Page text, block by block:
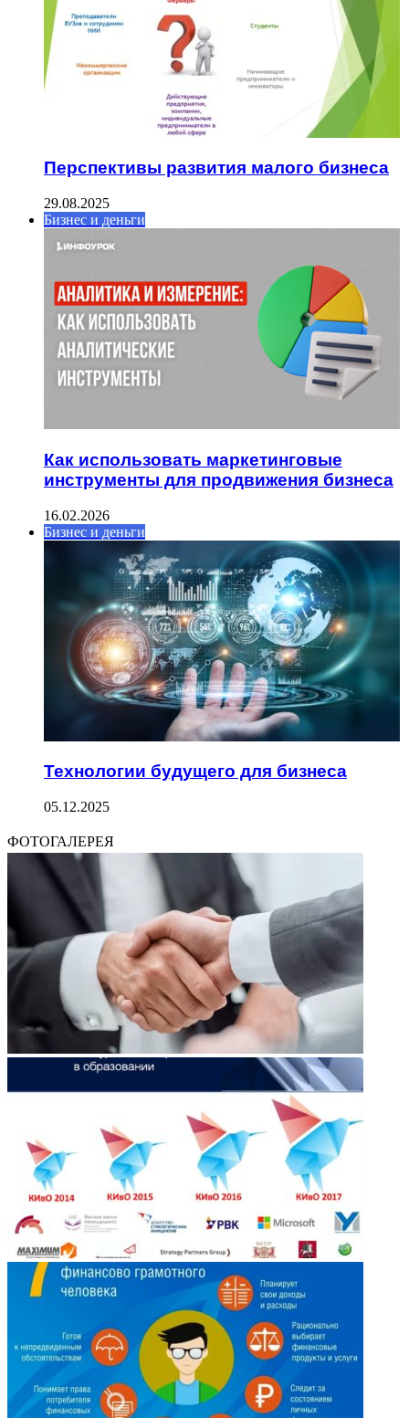
Перспективы развития малого бизнеса
29.08.2025
Бизнес и деньги
Как использовать маркетинговые
инструменты для продвижения бизнеса
16.02.2026
Бизнес и деньги
Технологии будущего для бизнеса
05.12.2025
ФОТОГАЛЕРЕЯ